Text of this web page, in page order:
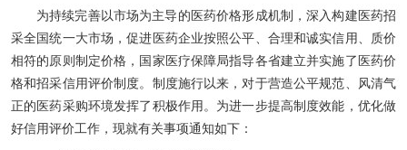
为持续完善以市场为主导的医药价格形成机制，深入构建医药招
采全国统一大市场，促进医药企业按照公平、合理和诚实信用、质价
相符的原则制定价格，国家医疗保障局指导各省建立并实施了医药价
格和招采信用评价制度。制度施行以来，对于营造公平规范、风清气
正的医药采购环境发挥了积极作用。为进一步提高制度效能，优化做
好信用评价工作，现就有关事项通知如下：